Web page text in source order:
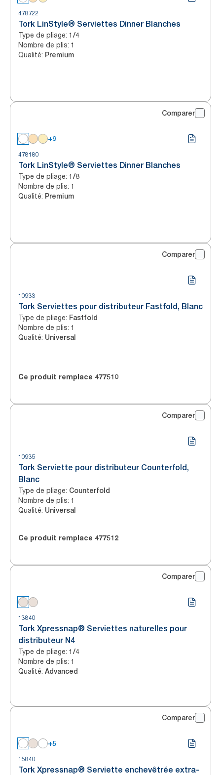
478722
Tork LinStyle® Serviettes Dinner Blanches
Type de pliage: 1/4
Nombre de plis: 1
Qualité: Premium
Comparer
+9
478180
Tork LinStyle® Serviettes Dinner Blanches
Type de pliage: 1/8
Nombre de plis: 1
Qualité: Premium
Comparer
10933
Tork Serviettes pour distributeur Fastfold, Blanc
Type de pliage: Fastfold
Nombre de plis: 1
Qualité: Universal
Ce produit remplace 477510
Comparer
10935
Tork Serviette pour distributeur Counterfold,
Blanc
Type de pliage: Counterfold
Nombre de plis: 1
Qualité: Universal
Ce produit remplace 477512
Comparer
13840
Tork Xpressnap® Serviettes naturelles pour
distributeur N4
Type de pliage: 1/4
Nombre de plis: 1
Qualité: Advanced
Comparer
+5
15840
Tork Xpressnap® Serviette enchevêtrée extra-